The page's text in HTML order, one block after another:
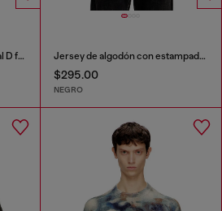
Sudadera de algodón con Oval D flocado Jersey de algodón con estampado invertido
$295.00
NEGRO